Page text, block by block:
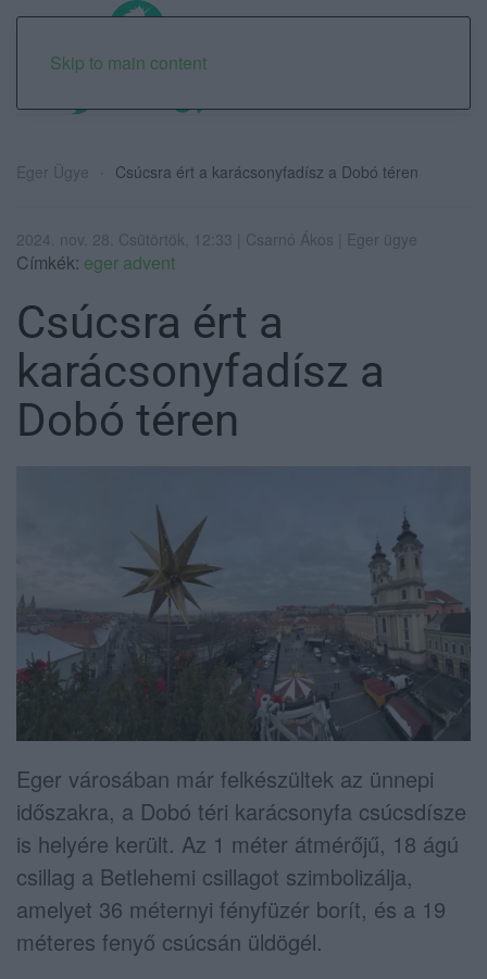
Skip to main content
Eger Ügye Csúcsra ért a karácsonyfadísz a Dobó téren
2024. nov. 28. Csütörtök, 12:33 | Csarnó Ákos | Eger ügye
Címkék: eger advent
Csúcsra ért a
karácsonyfadísz a
Dobó téren
Eger városában már felkészültek az ünnepi
időszakra, a Dobó téri karácsonyfa csúcsdísze
is helyére került. Az 1 méter átmérőjű, 18 ágú
csillag a Betlehemi csillagot szimbolizálja,
amelyet 36 méternyi fényfüzér borít, és a 19
méteres fenyő csúcsán üldögél.